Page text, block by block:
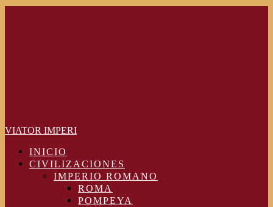
VIATOR IMPERI
INICIO
CIVILIZACIONES
IMPERIO ROMANO
ROMA
POMPEYA